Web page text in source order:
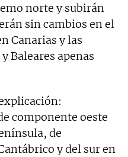
norte y subirán
sin cambios en el
Canarias y las
Baleares apenas
componente oeste
de
y del sur en